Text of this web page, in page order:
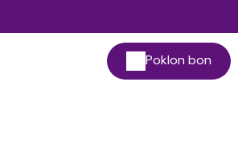
Poklon bon